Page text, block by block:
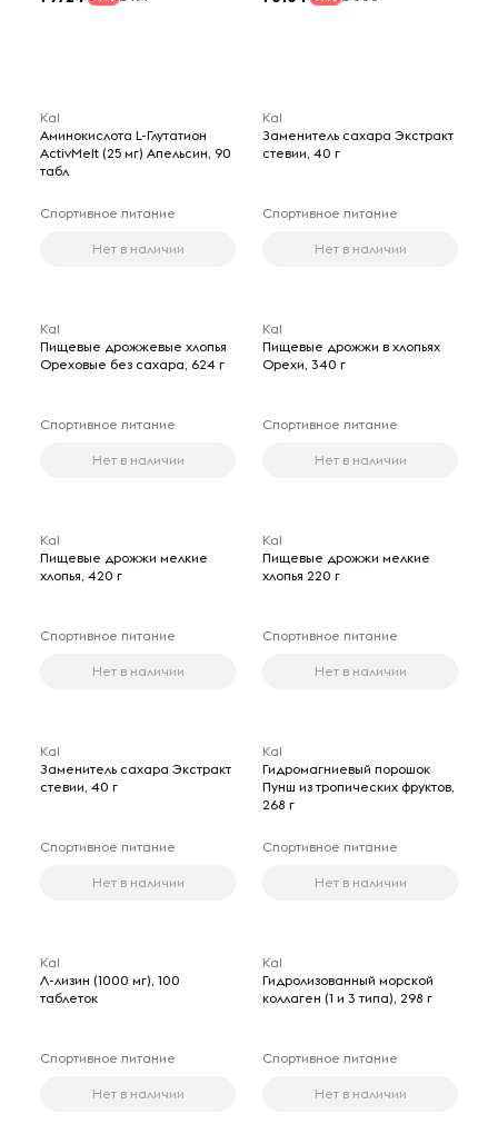
Kal
Аминокислота L-Глутатион
ActivMelt (25 мг) Апельсин, 90
табл
Спортивное питание
Нет в наличии
Kal
Заменитель сахара Экстракт
стевии, 40 г
Спортивное питание
Нет в наличии
Kal
Пищевые дрожжевые хлопья
Ореховые без сахара, 624 г
Спортивное питание
Нет в наличии
Kal
Пищевые дрожжи в хлопьях
Орехи, 340 г
Спортивное питание
Нет в наличии
Kal
Пищевые дрожжи мелкие
хлопья, 420 г
Спортивное питание
Нет в наличии
Kal
Пищевые дрожжи мелкие
хлопья 220 г
Спортивное питание
Нет в наличии
Kal
Заменитель сахара Экстракт
стевии, 40 г
Спортивное питание
Нет в наличии
Kal
Гидромагниевый порошок
Пунш из тропических фруктов,
268 г
Спортивное питание
Нет в наличии
Kal
Л-лизин (1000 мг), 100
таблеток
Спортивное питание
Нет в наличии
Kal
Гидролизованный морской
коллаген (1 и 3 типа), 298 г
Спортивное питание
Нет в наличии